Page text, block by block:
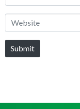
Website
Submit